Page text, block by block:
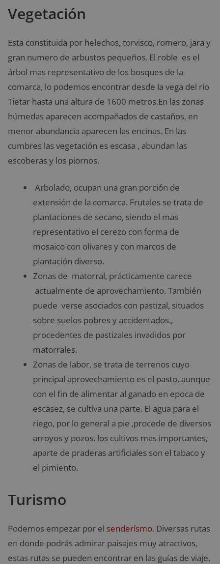
Vegetación
Esta constituida por helechos, torvisco, romero, jara y
gran numero de arbustos pequeños. El roble es el
árbol mas representativo de los bosques de la
comarca, lo podemos encontrar desde la vega del río
Tietar hasta una altura de 1600 metros.En las zonas
húmedas aparecen acompañados de castaños, en
menor abundancia aparecen las encinas. En las
cumbres las vegetación es escasa , abundan las
escoberas y los piornos.
Arbolado, ocupan una gran porción de
extensión de la comarca. Frutales se trata de
plantaciones de secano, siendo el mas
representativo el cerezo con forma de
mosaico con olivares y con marcos de
plantación diverso.
Zonas de matorral, prácticamente carece
actualmente de aprovechamiento. También
puede verse asociados con pastizal, situados
sobre suelos pobres y accidentados.,
procedentes de pastizales invadidos por
matorrales.
Zonas de labor, se trata de terrenos cuyo
principal aprovechamiento es el pasto, aunque
con el fin de alimentar al ganado en epoca de
escasez, se cultiva una parte. El agua para el
riego, por lo general a pie ,procede de diversos
arroyos y pozos. los cultivos mas importantes,
aparte de praderas artificiales son el tabaco y
el pimiento.
Turismo
Podemos empezar por el senderísmo. Diversas rutas
en donde podrás admirar paisajes muy atractivos,
estas rutas se pueden encontrar en las guías de viaje,